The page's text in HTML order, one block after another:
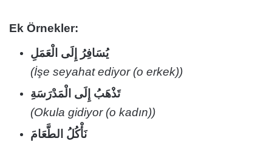
Ek Örnekler:
يُسَافِرُ إِلَى الْعَمَلِ
(İşe seyahat ediyor (o erkek))
تَذْهَبُ إِلَى الْمَدْرَسَةِ
(Okula gidiyor (o kadın))
نَأْكُلُ الطَّعَامَ